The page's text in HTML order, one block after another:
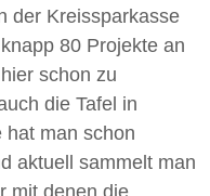
der Kreissparkasse
80 Projekte an
schon zu
die Tafel in
hat man schon
aktuell sammelt man